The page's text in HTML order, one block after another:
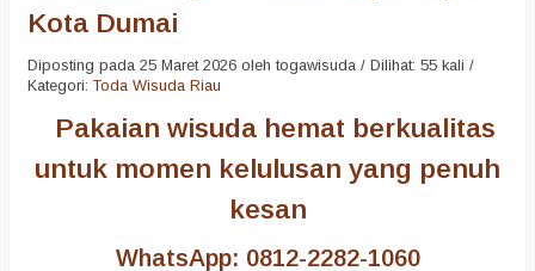
Kota Dumai
Diposting pada 25 Maret 2026 oleh togawisuda / Dilihat: 55 kali /
Kategori:Toda Wisuda Riau
Pakaian wisuda hemat berkualitas
untuk momen kelulusan yang penuh
kesan
WhatsApp: 0812-2282-1060